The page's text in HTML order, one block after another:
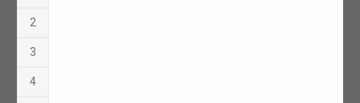
2
3
4